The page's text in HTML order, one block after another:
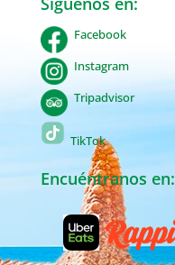
Facebook
Instagram
Tripadvisor
TikTok
Encuéntranos en: